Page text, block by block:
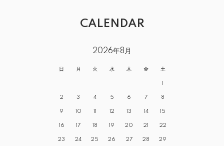
CALENDAR
2026年8月
日 月 火 水 木 金 土
1
2 3 4 5 6 7 8
9 10 11 12 13 14 15
16 17 18 19 20 21 22
23 24 25 26 27 28 29